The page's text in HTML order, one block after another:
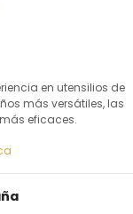
en utensilios de
más versátiles, las
eficaces.